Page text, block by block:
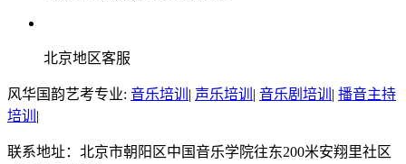
北京地区客服
风华国韵艺考专业: 音乐培训 | 声乐培训 | 音乐剧培训 | 播音主持
培训 |
联系地址：北京市朝阳区中国音乐学院往东200米安翔里社区